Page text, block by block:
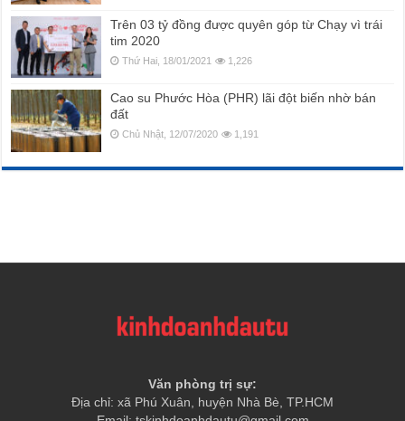
Trên 03 tỷ đồng được quyên góp từ Chạy vì trái
tim 2020
Thứ Hai, 18/01/2021 1,226
Cao su Phước Hòa (PHR) lãi đột biến nhờ bán
đất
Chủ Nhật, 12/07/2020 1,191
Văn phòng trị sự:
Địa chỉ: xã Phú Xuân, huyện Nhà Bè, TP.HCM